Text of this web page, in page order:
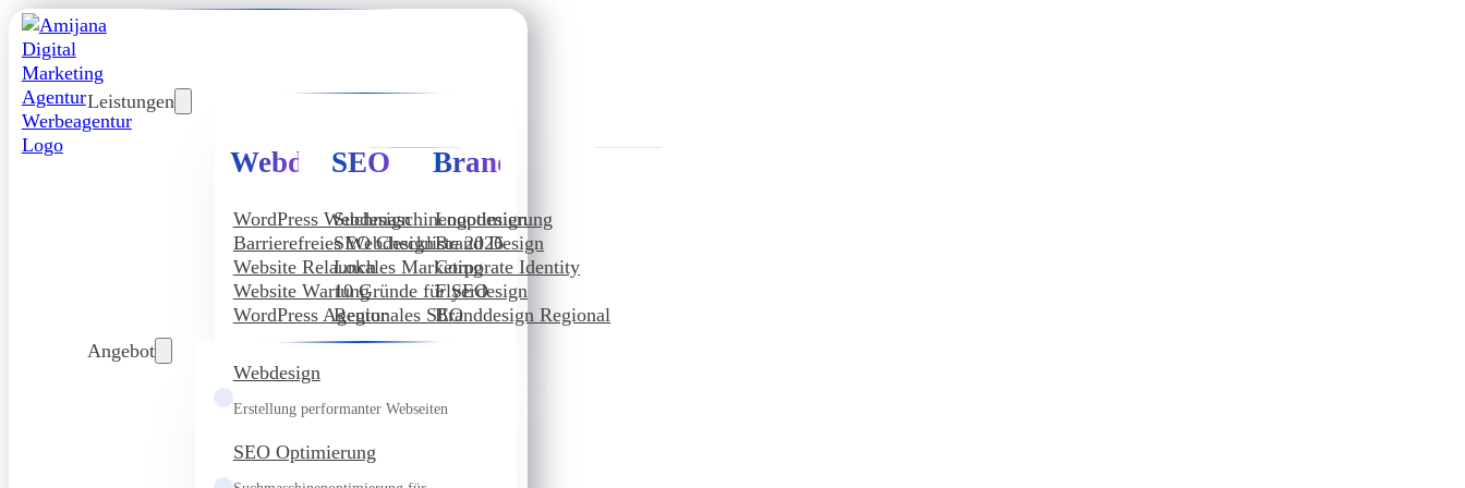
Leistungen
Webdesign
WordPress Webdesign
Barrierefreies Webdesign
Website Relaunch
Website Wartung
WordPress Agentur
SEO
Suchmaschinenoptimierung
SEO Checkliste 2026
Lokales Marketing
10 Gründe für SEO
Regionales SEO
Branddesign
Logodesign
Brand Design
Corporate Identity
Flyerdesign
Branddesign Regional
Angebot
Webdesign
Erstellung performanter Webseiten
SEO Optimierung